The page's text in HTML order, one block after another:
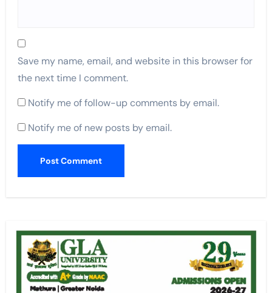
Save my name, email, and website in this browser for
the next time I comment.
Notify me of follow-up comments by email.
Notify me of new posts by email.